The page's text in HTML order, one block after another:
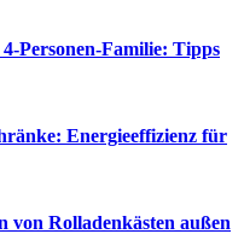
Personen-Familie: Tipps
Energieeffizienz für
von Rolladenkästen außen